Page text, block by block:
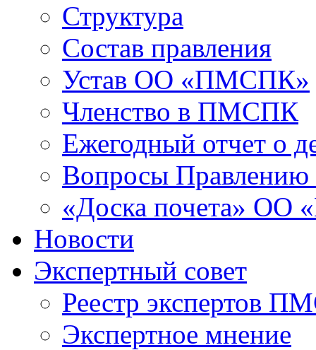
Структура
Состав правления
Устав ОО «ПМСПК»
Членство в ПМСПК
Ежегодный отчет о
Вопросы
«Доска почета»
Новости
Экспертный совет
Реестр экспертов
Экспертное мнение